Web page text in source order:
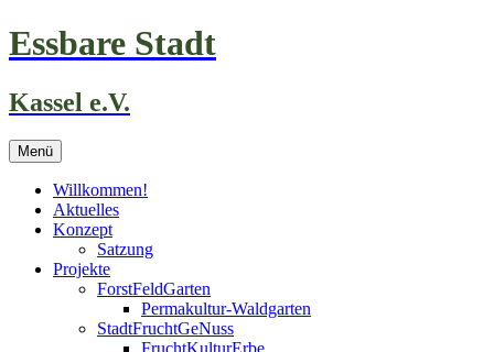
Zum
Inhalt
Essbare Stadt
Kassel e.V.
Menü
Willkommen!
Aktuelles
Konzept
Satzung
Projekte
ForstFeldGarten
Permakultur-Waldgarten
StadtFruchtGeNuss
FruchtKulturErbe